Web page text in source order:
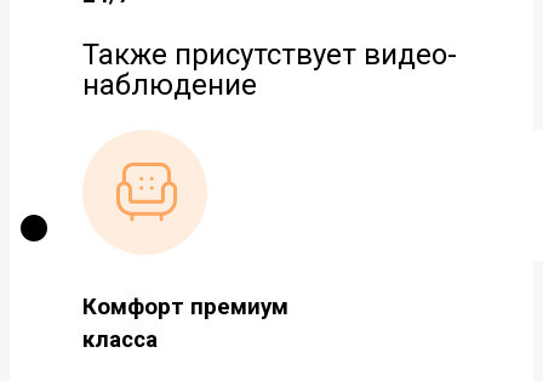
Также присутствует видео-
наблюдение
Комфорт премиум
класса